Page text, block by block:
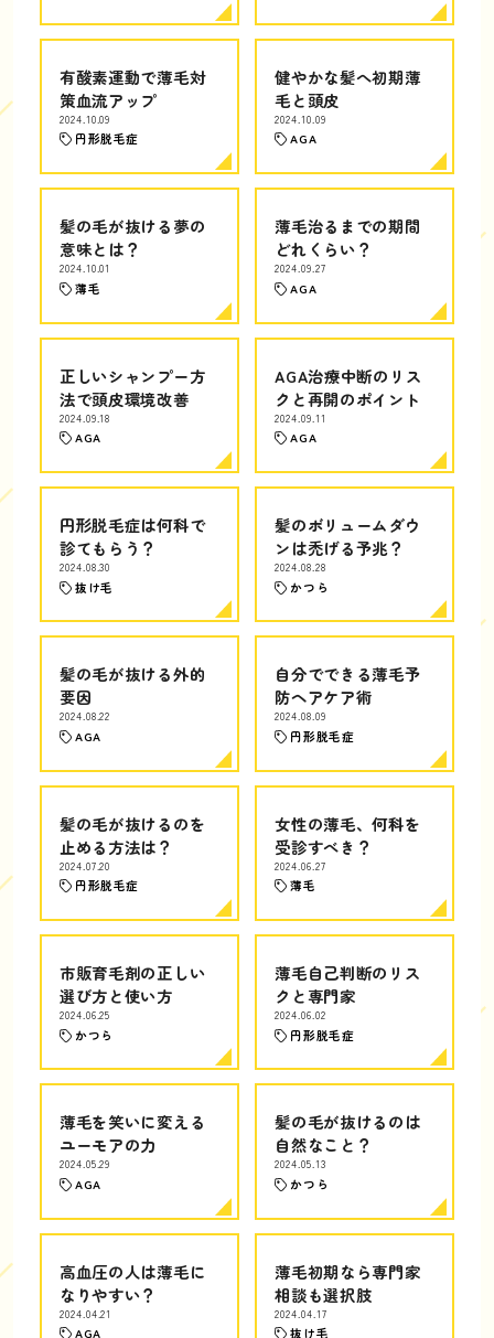
有酸素運動で薄毛対
策血流アップ
2024.10.09
円形脱毛症
健やかな髪へ初期薄
毛と頭皮
2024.10.09
AGA
髪の毛が抜ける夢の
意味とは？
2024.10.01
薄毛
薄毛治るまでの期間
どれくらい？
2024.09.27
AGA
正しいシャンプー方
法で頭皮環境改善
2024.09.18
AGA
AGA治療中断のリス
クと再開のポイント
2024.09.11
AGA
円形脱毛症は何科で
診てもらう？
2024.08.30
抜け毛
髪のボリュームダウ
ンは禿げる予兆？
2024.08.28
かつら
髪の毛が抜ける外的
要因
2024.08.22
AGA
自分でできる薄毛予
防ヘアケア術
2024.08.09
円形脱毛症
髪の毛が抜けるのを
止める方法は？
2024.07.20
円形脱毛症
女性の薄毛、何科を
受診すべき？
2024.06.27
薄毛
市販育毛剤の正しい
選び方と使い方
2024.06.25
かつら
薄毛自己判断のリス
クと専門家
2024.06.02
円形脱毛症
薄毛を笑いに変える
ユーモアの力
2024.05.29
AGA
髪の毛が抜けるのは
自然なこと？
2024.05.13
かつら
高血圧の人は薄毛に
なりやすい？
2024.04.21
AGA
薄毛初期なら専門家
相談も選択肢
2024.04.17
抜け毛